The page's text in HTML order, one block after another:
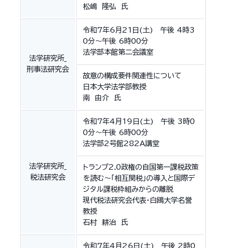
松嶋 隆弘 氏
法学研究所_
刑事法研究会
令和7年6月21日(土) 午後 4時3
0分～午後 6時00分
法学部本館第二会議室
故意の構成要件関連性について
日本大学法学部教授
南 由介 氏
法学研究所_
税法研究会
令和7年4月19日(土) 午後 3時0
0分～午後 6時00分
法学部2号館282A講堂
トランプ2.0政権の自国第一課税政策
を読む～「相互関税」の導入と国際デ
ジタル課税枠組みからの離脱
現代税法研究会代表・白鴎大学名誉
教授
石村 耕治 氏
令和7年4月26日(土) 午後 2時0